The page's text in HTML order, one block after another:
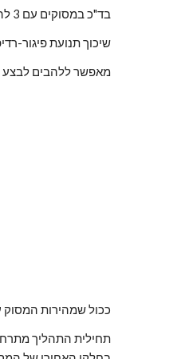
בד"כ במסוקים עם 3 להבים ויותר.
שיכוך תנועת פיגור-
מאפשר ללהבים לבצע
ככול שמהירות המסוק